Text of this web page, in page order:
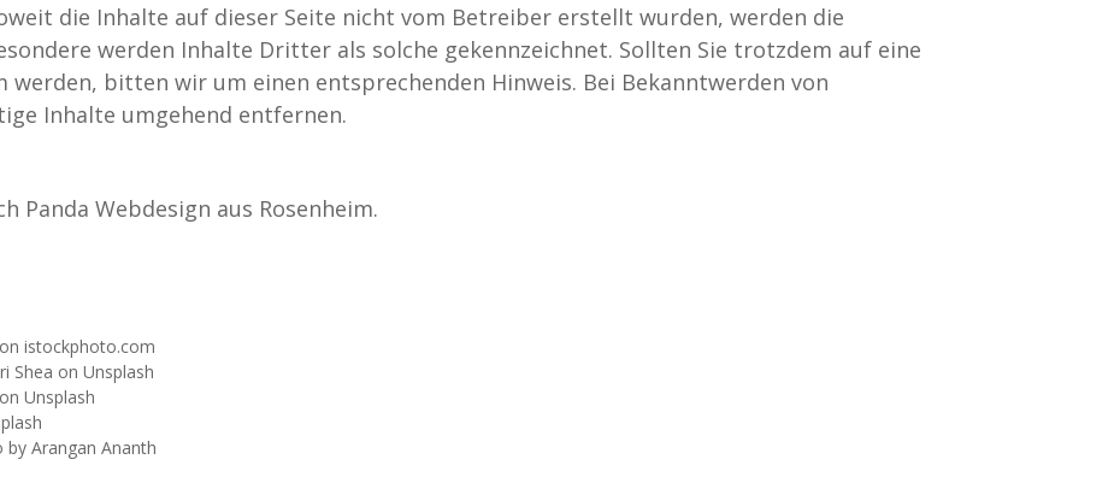
die Inhalte auf dieser Seite nicht vom Betreiber erstellt wurden, werden die
werden Inhalte Dritter als solche gekennzeichnet. Sollten Sie trotzdem auf eine
bitten wir um einen entsprechenden Hinweis. Bei Bekanntwerden von
Inhalte umgehend entfernen.
Panda Webdesign aus Rosenheim.
istockphoto.com
Shea on Unsplash
Unsplash
Arangan Ananth